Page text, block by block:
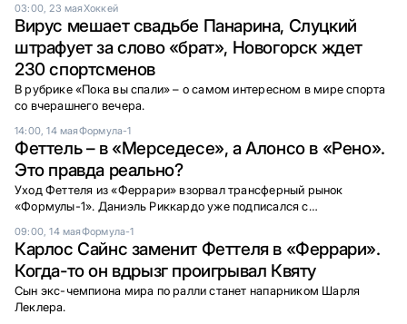
03:00, 23 маяХоккей
Вирус мешает свадьбе Панарина, Слуцкий
штрафует за слово «брат», Новогорск ждет
230 спортсменов
В рубрике «Пока вы спали» – о самом интересном в мире спорта
со вчерашнего вечера.
14:00, 14 маяФормула-1
Феттель – в «Мерседесе», а Алонсо в «Рено».
Это правда реально?
Уход Феттеля из «Феррари» взорвал трансферный рынок
«Формулы-1». Даниэль Риккардо уже подписался с
09:00, 14 маяФормула-1
Карлос Сайнс заменит Феттеля в «Феррари».
Когда-то он вдрызг проигрывал Квяту
Сын экс-чемпиона мира по ралли станет напарником Шарля
Леклера.